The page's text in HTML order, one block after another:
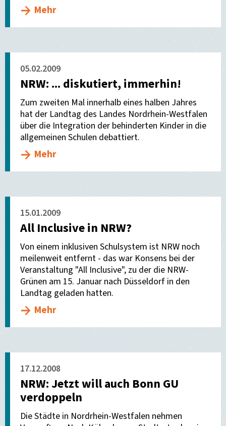
Mehr
05.02.2009
NRW: ... diskutiert, immerhin!
Zum zweiten Mal innerhalb eines halben Jahres
hat der Landtag des Landes Nordrhein-Westfalen
über die Integration der behinderten Kinder in die
allgemeinen Schulen debattiert.
Mehr
15.01.2009
All Inclusive in NRW?
Von einem inklusiven Schulsystem ist NRW noch
meilenweit entfernt - das war Konsens bei der
Veranstaltung "All Inclusive", zu der die NRW-
Grünen am 15. Januar nach Düsseldorf in den
Landtag geladen hatten.
Mehr
17.12.2008
NRW: Jetzt will auch Bonn GU
verdoppeln
Die Städte in Nordrhein-Westfalen nehmen